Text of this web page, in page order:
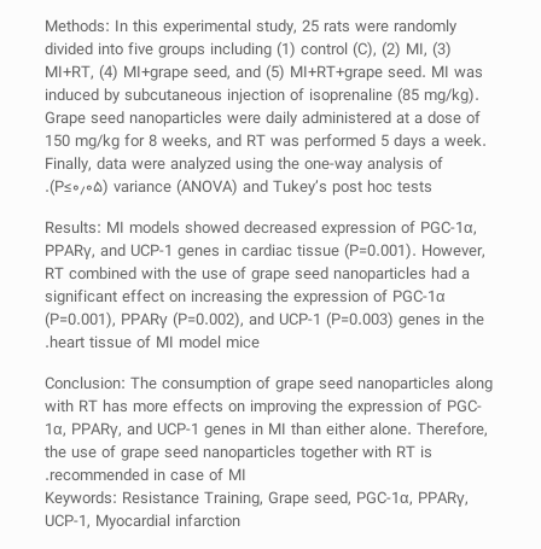
Methods: In this experimental study, 25 rats were randomly
divided into five groups including (1) control (C), (2) MI, (3)
MI+RT, (4) MI+grape seed, and (5) MI+RT+grape seed. MI was
induced by subcutaneous injection of isoprenaline (85 mg/kg).
Grape seed nanoparticles were daily administered at a dose of
150 mg/kg for 8 weeks, and RT was performed 5 days a week.
Finally, data were analyzed using the one-way analysis of
variance (ANOVA) and Tukey’s post hoc tests (P≤۰٫۰۵).
Results: MI models showed decreased expression of PGC-1α,
PPARγ, and UCP-1 genes in cardiac tissue (P=0.001). However,
RT combined with the use of grape seed nanoparticles had a
significant effect on increasing the expression of PGC-1α
(P=0.001), PPARγ (P=0.002), and UCP-1 (P=0.003) genes in the
heart tissue of MI model mice.
Conclusion: The consumption of grape seed nanoparticles along
with RT has more effects on improving the expression of PGC-
1α, PPARγ, and UCP-1 genes in MI than either alone. Therefore,
the use of grape seed nanoparticles together with RT is
recommended in case of MI.
Keywords: Resistance Training, Grape seed, PGC-1α, PPARγ,
UCP-1, Myocardial infarction